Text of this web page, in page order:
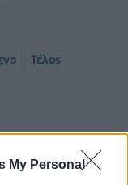
My Personal
Τέλος